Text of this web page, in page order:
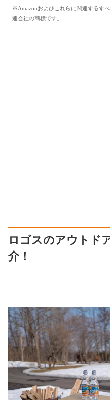
※Amazonおよびこれらに関連するす
連会社の商標です。
ロゴスのアウトド
介！